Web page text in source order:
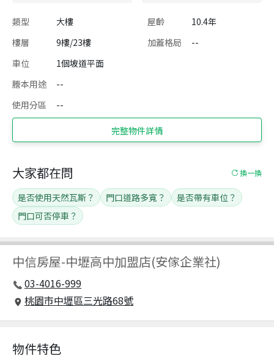
類型 大樓 屋齡
10.4年
樓層
9樓/23樓 加蓋格局
--
車位
1個坡道平面
謄本用途
--
使用分區
--
完整物件詳情
中信房屋-中壢高中加盟店(安傢企業社)
03-4016-999
桃園市中壢區三光路68號
大家都在問 換一換
是否使用天然瓦斯？ 門口道路多寬？
是否帶有車位？
門口可否停車？
物件特色